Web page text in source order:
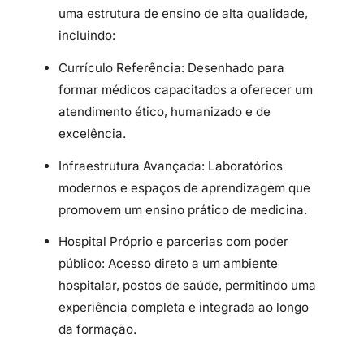
uma estrutura de ensino de alta qualidade,
incluindo:
Currículo Referência: Desenhado para
formar médicos capacitados a oferecer um
atendimento ético, humanizado e de
excelência.
Infraestrutura Avançada: Laboratórios
modernos e espaços de aprendizagem que
promovem um ensino prático de medicina.
Hospital Próprio e parcerias com poder
público: Acesso direto a um ambiente
hospitalar, postos de saúde, permitindo uma
experiência completa e integrada ao longo
da formação.